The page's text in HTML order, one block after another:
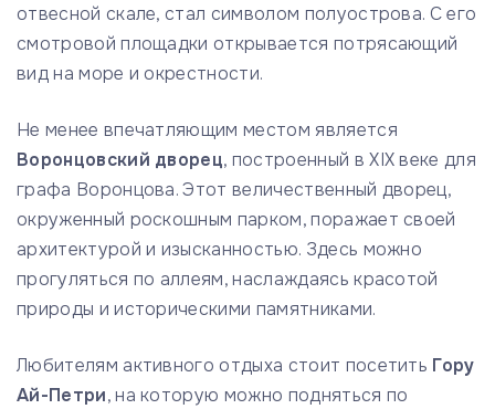
отвесной скале, стал символом полуострова. С его
смотровой площадки открывается потрясающий
вид на море и окрестности.
Не менее впечатляющим местом является
Воронцовский дворец, построенный в XIX веке для
графа Воронцова. Этот величественный дворец,
окруженный роскошным парком, поражает своей
архитектурой и изысканностью. Здесь можно
прогуляться по аллеям, наслаждаясь красотой
природы и историческими памятниками.
Любителям активного отдыха стоит посетить Гору
Ай-Петри, на которую можно подняться по